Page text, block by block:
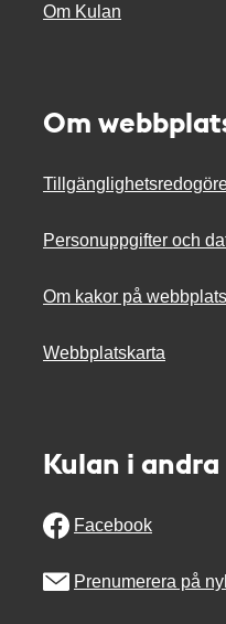
Om Kulan
Om
Personuppgifter och
Om kakor på
Webbplatskarta
Kulan i
Facebook
Prenumerera på